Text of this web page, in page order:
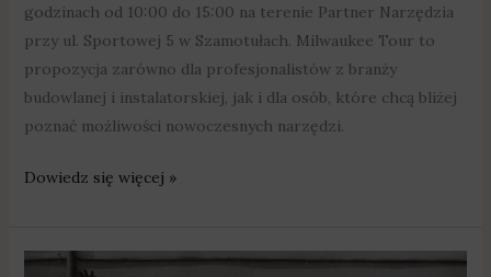
godzinach od 10:00 do 15:00 na terenie Partner Narzędzia
przy ul. Sportowej 5 w Szamotułach. Milwaukee Tour to
propozycja zarówno dla profesjonalistów z branży
budowlanej i instalatorskiej, jak i dla osób, które chcą bliżej
poznać możliwości nowoczesnych narzędzi.
Dowiedz się więcej »
Szamotuły